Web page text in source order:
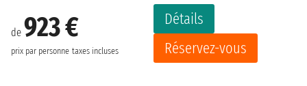
de 923 €
prix par personne taxes incluses
Détails
Réservez-vous